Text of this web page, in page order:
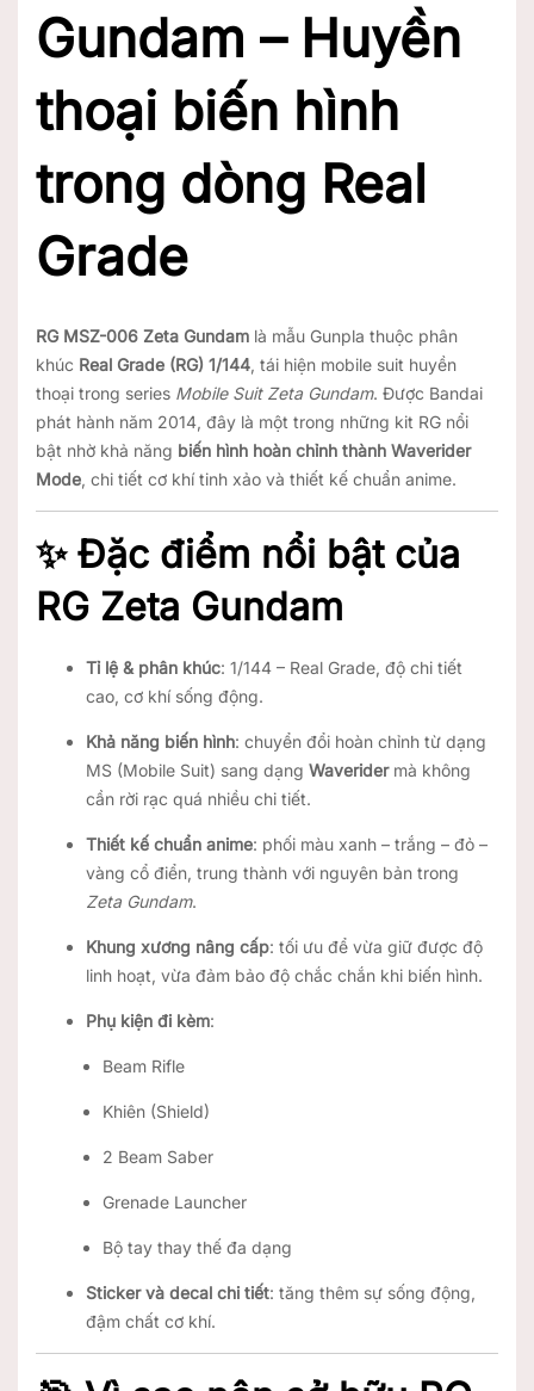
Gundam – Huyền
thoại biến hình
trong dòng Real
Grade
RG MSZ-006 Zeta Gundam là mẫu Gunpla thuộc phân
khúc Real Grade (RG) 1/144, tái hiện mobile suit huyền
thoại trong series Mobile Suit Zeta Gundam. Được Bandai
phát hành năm 2014, đây là một trong những kit RG nổi
bật nhờ khả năng biến hình hoàn chỉnh thành Waverider
Mode, chi tiết cơ khí tinh xảo và thiết kế chuẩn anime.
✨ Đặc điểm nổi bật của
RG Zeta Gundam
Tỉ lệ & phân khúc: 1/144 – Real Grade, độ chi tiết
cao, cơ khí sống động.
Khả năng biến hình: chuyển đổi hoàn chỉnh từ dạng
MS (Mobile Suit) sang dạng Waveridermà không
cần rời rạc quá nhiều chi tiết.
Thiết kế chuẩn anime: phối màu xanh – trắng – đỏ –
vàng cổ điển, trung thành với nguyên bản trong
Zeta Gundam.
Khung xương nâng cấp: tối ưu để vừa giữ được độ
linh hoạt, vừa đảm bảo độ chắc chắn khi biến hình.
Phụ kiện đi kèm:
Beam Rifle
Khiên (Shield)
2 Beam Saber
Grenade Launcher
Bộ tay thay thế đa dạng
Sticker và decal chi tiết: tăng thêm sự sống động,
đậm chất cơ khí.